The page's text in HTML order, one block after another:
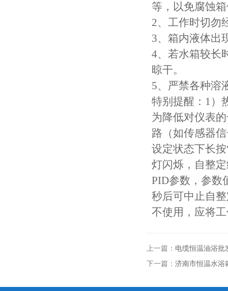
等，以免腐蚀
2、工作时切勿
3、箱内液体出
4、若水箱较长
晾干。
5、严禁各种溶
特别提醒：1）
为降低对仪表
路（如传感器
设定状态下长
灯闪烁，自整
PID参数，参数
秒后可中止自
不使用，应将
上一篇： 电缆恒温油浴批
下一篇： 济南市恒温水浴